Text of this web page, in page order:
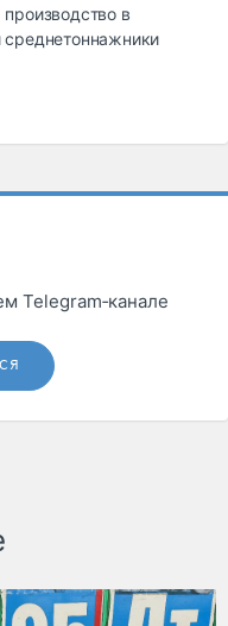
в
среднетоннажники
Telegram‑канале